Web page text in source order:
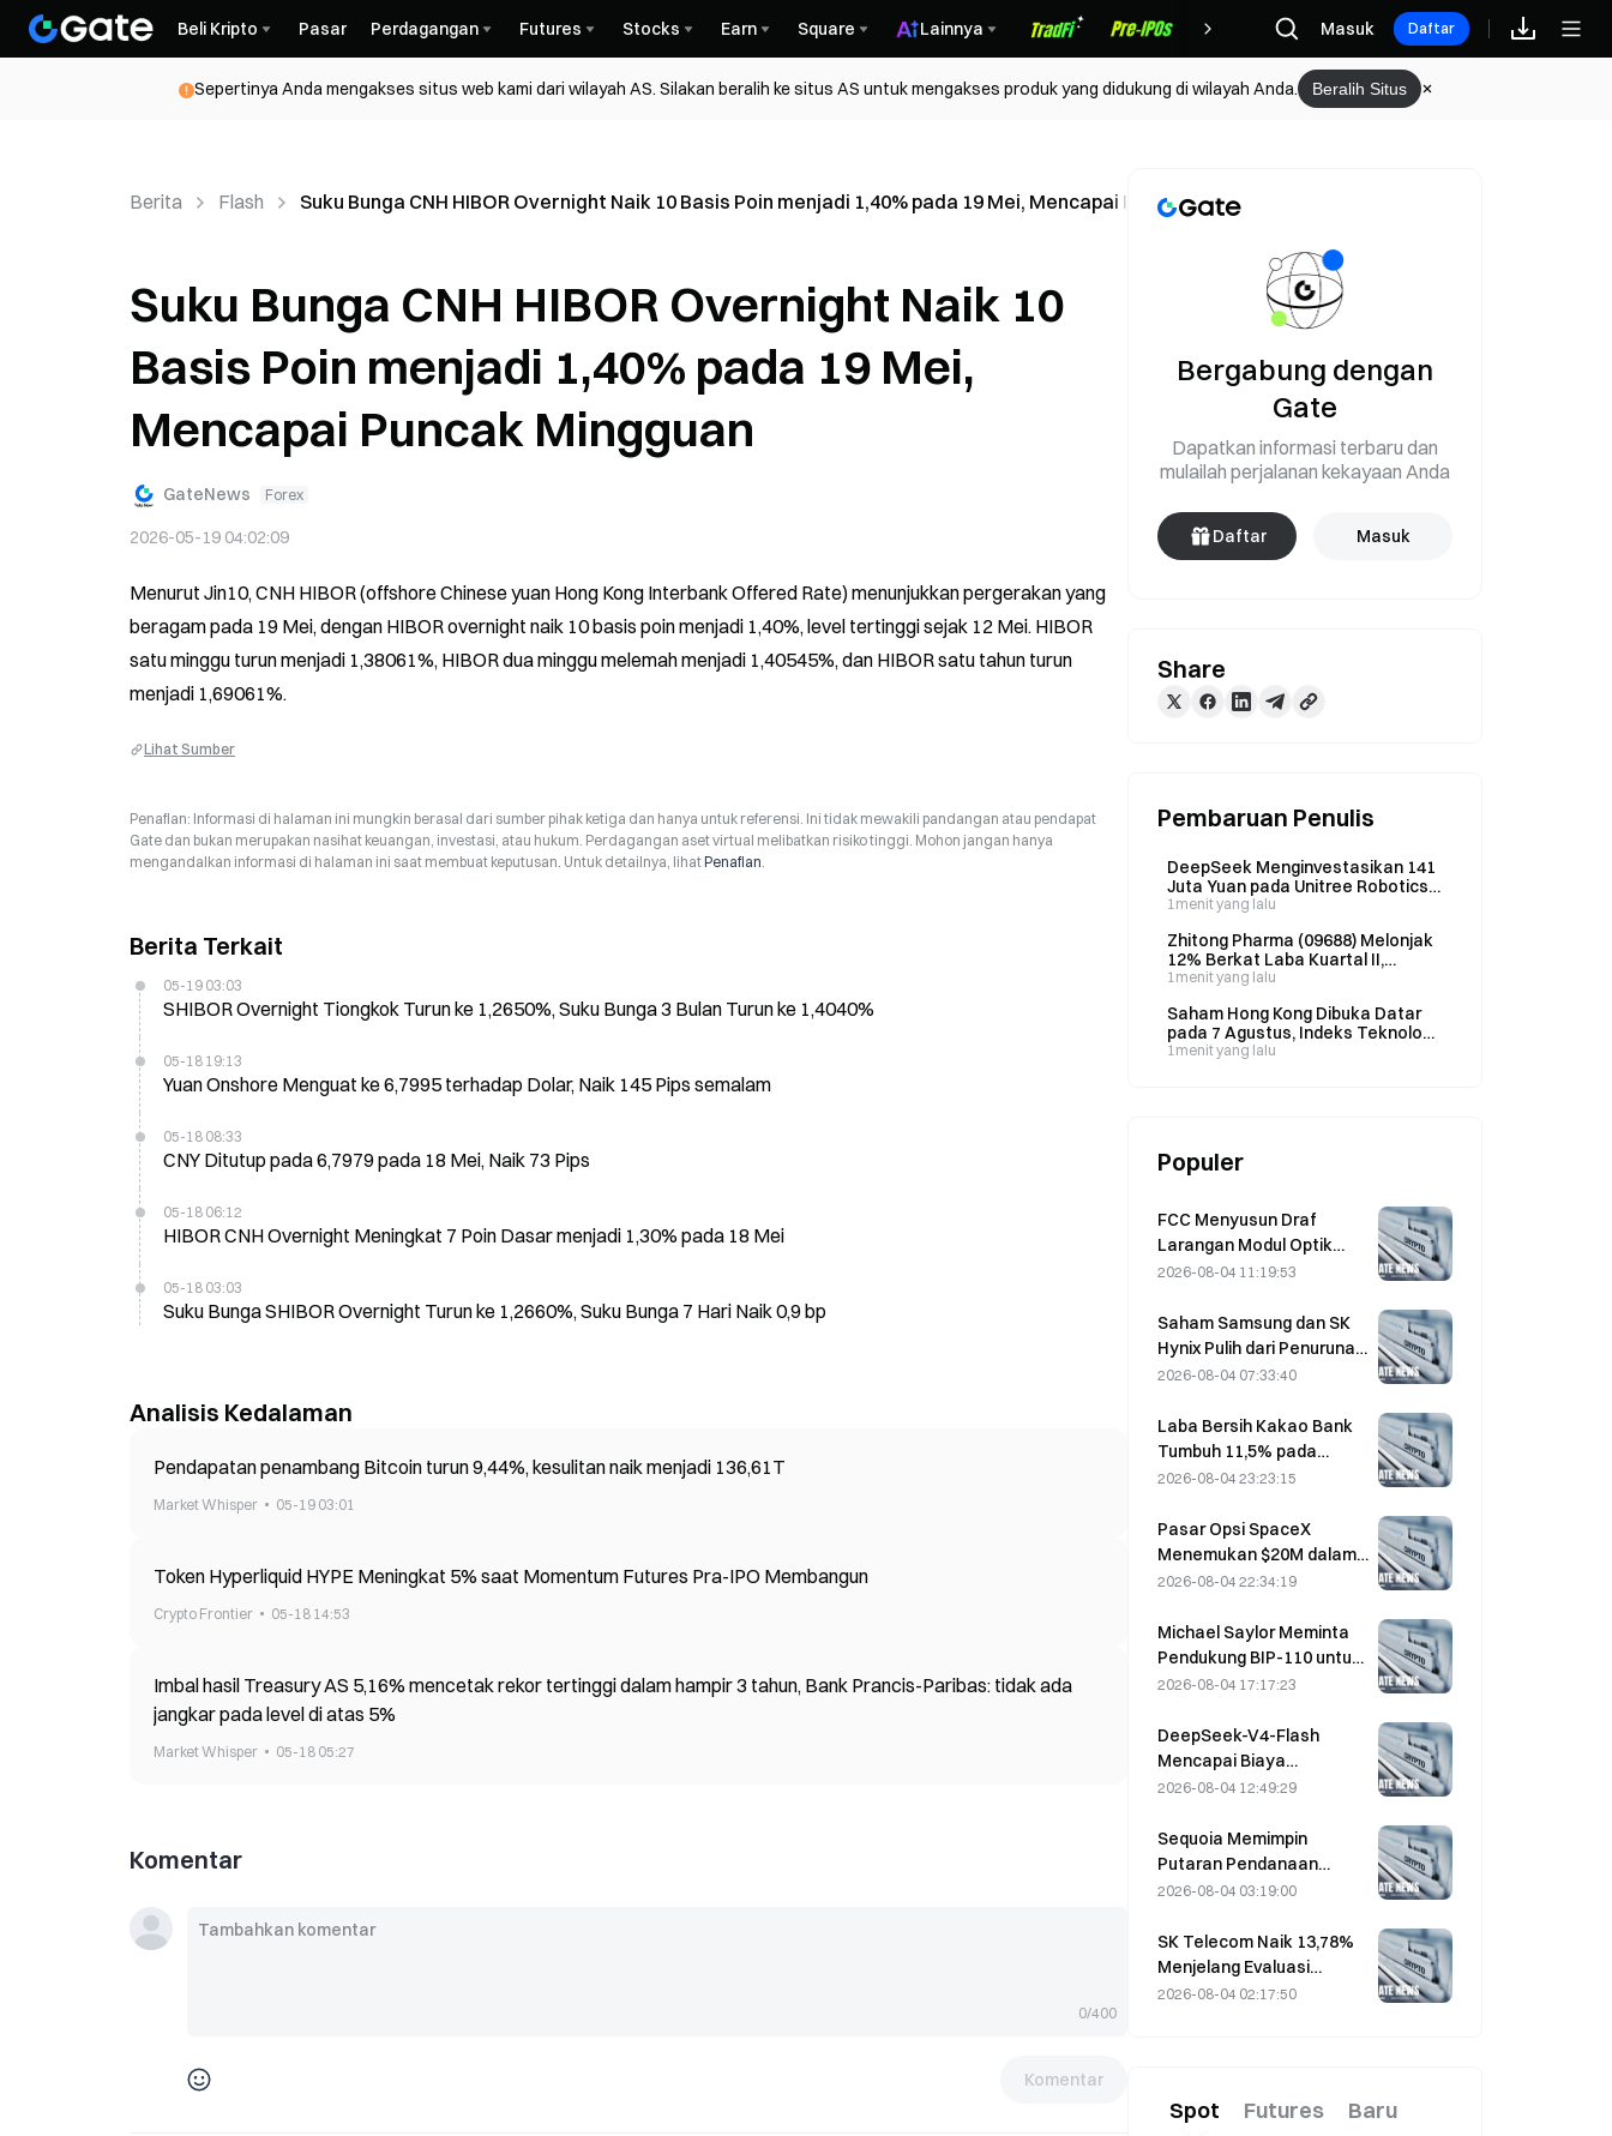
Beli Kripto Pasar Perdagangan Futures Stocks Earn Square Lainnya HadiahMasuk Daftar
Sepertinya Anda mengakses situs web kami dari wilayah AS. Silakan beralih ke situs AS untuk mengakses produk yang didukung di wilayah Anda. Beralih Situs
Berita Flash Suku Bunga CNH HIBOR Overnight Naik 10 Basis Poin menjadi 1,40% pada 19 Mei, Mencapai Puncak Mingguan
Suku Bunga CNH HIBOR Overnight Naik 10
Basis Poin menjadi 1,40% pada 19 Mei,
Mencapai Puncak Mingguan
GateNews Forex
2026-05-19 04:02:09
Menurut Jin10, CNH HIBOR (offshore Chinese yuan Hong Kong Interbank Offered Rate) menunjukkan pergerakan yang
beragam pada 19 Mei, dengan HIBOR overnight naik 10 basis poin menjadi 1,40%, level tertinggi sejak 12 Mei. HIBOR
satu minggu turun menjadi 1,38061%, HIBOR dua minggu melemah menjadi 1,40545%, dan HIBOR satu tahun turun
menjadi 1,69061%.
Lihat Sumber
Penafian: Informasi di halaman ini mungkin berasal dari sumber pihak ketiga dan hanya untuk referensi. Ini tidak mewakili pandangan atau pendapat
Gate dan bukan merupakan nasihat keuangan, investasi, atau hukum. Perdagangan aset virtual melibatkan risiko tinggi. Mohon jangan hanya
mengandalkan informasi di halaman ini saat membuat keputusan. Untuk detailnya, lihatPenafian.
Berita Terkait
05-19 03:03
SHIBOR Overnight Tiongkok Turun ke 1,2650%, Suku Bunga 3 Bulan Turun ke 1,4040%
05-18 19:13
Yuan Onshore Menguat ke 6,7995 terhadap Dolar, Naik 145 Pips semalam
05-18 08:33
CNY Ditutup pada 6,7979 pada 18 Mei, Naik 73 Pips
05-18 06:12
HIBOR CNH Overnight Meningkat 7 Poin Dasar menjadi 1,30% pada 18 Mei
05-18 03:03
Suku Bunga SHIBOR Overnight Turun ke 1,2660%, Suku Bunga 7 Hari Naik 0,9 bp
Analisis Kedalaman
Pendapatan penambang Bitcoin turun 9,44%, kesulitan naik menjadi 136,61T
Market Whisper 05-19 03:01
Token Hyperliquid HYPE Meningkat 5% saat Momentum Futures Pra-IPO Membangun
Crypto Frontier 05-18 14:53
Imbal hasil Treasury AS 5,16% mencetak rekor tertinggi dalam hampir 3 tahun, Bank Prancis-Paribas: tidak ada
jangkar pada level di atas 5%
Market Whisper 05-18 05:27
Komentar
0/400
Komentar
Bergabung dengan
Gate
Dapatkan informasi terbaru dan
mulailah perjalanan kekayaan Anda
Daftar Masuk
Share
Pembaruan Penulis
DeepSeek Menginvestasikan 141
Juta Yuan pada Unitree Robotics;
CEO Harness Mengkritik
lebihkan Kemampuan AI
1menit yang lalu
Zhitong Pharma (09688) Melonjak
12% Berkat Laba Kuartal II,
Pendapatan Produk Naik 11%
1menit yang lalu
Saham Hong Kong Dibuka Datar
pada 7 Agustus, Indeks Teknologi
Naik 0,26%; Saham AI dan
1menit yang lalu
Populer
FCC Menyusun Draf
Larangan Modul Optik
Pusat Data dari Tiongkok;
Terdampak pada 27%
Pangsa Pasarnya
2026-08-04 11:19:53
Saham Samsung dan SK
Hynix Pulih dari Penurunan
5% Berkat Pembelian oleh
2026-08-04 07:33:40
Laba Bersih Kakao Bank
Tumbuh 11,5% pada
Kuartal II, Laba Semester
2026-08-04 23:23:15
Pasar Opsi SpaceX
Menemukan $20M dalam
Posisi Call dengan Strike
Menjelang Kedaluwarsa
Hari Jumat
2026-08-04 22:34:19
Michael Saylor Meminta
Pendukung BIP-110 untuk
“Mundur” setelah
Mandek di 2,70%
2026-08-04 17:17:23
DeepSeek-V4-Flash
Mencapai Biaya
Operasional Terendah di
dalam Benchmark Terbaru
2026-08-04 12:49:29
Sequoia Memimpin
Putaran Pendanaan
Ekuitas $1B untuk Startup
3 Agustus
2026-08-04 03:19:00
SK Telecom Naik 13,78%
Menjelang Evaluasi
Putaran Kedua Model AI
2026-08-04 02:17:50
Spot Futures Baru